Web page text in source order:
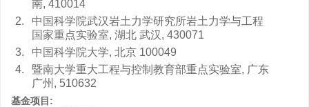
南, 410014
2.
中国科学院武汉岩土力学研究所岩土力学与工程
国家重点实验室, 湖北 武汉, 430071
3.
中国科学院大学, 北京 100049
4.
暨南大学重大工程与控制教育部重点实验室, 广东
广州, 510632
基金项目: